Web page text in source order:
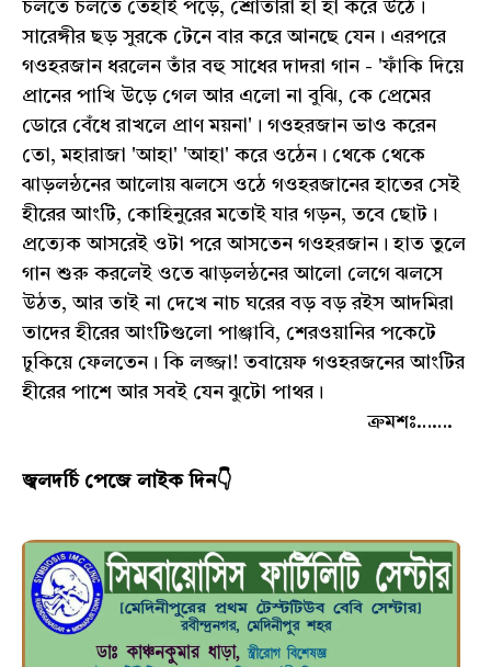
চলতে চলতে তেহাই পড়ে, শ্রোতারা হাঁ হাঁ করে উঠে।
সারেঙ্গীর ছড় সুরকে টেনে বার করে আনছে যেন। এরপরে
গওহরজান ধরলেন তাঁর বহু সাধের দাদরা গান - 'ফাঁকি দিয়ে
প্রানের পাখি উড়ে গেল আর এলো না বুঝি, কে প্রেমের
ডোরে বেঁধে রাখলে প্রাণ ময়না'। গওহরজান ভাও করেন
তো, মহারাজা 'আহা' 'আহা' করে ওঠেন। থেকে থেকে
ঝাড়লন্ঠনের আলোয় ঝলসে ওঠে গওহরজানের হাতের সেই
হীরের আংটি, কোহিনুরের মতোই যার গড়ন, তবে ছোট।
প্রত্যেক আসরেই ওটা পরে আসতেন গওহরজান। হাত তুলে
গান শুরু করলেই ওতে ঝাড়লন্ঠনের আলো লেগে ঝলসে
উঠত, আর তাই না দেখে নাচ ঘরের বড় বড় রইস আদমিরা
তাদের হীরের আংটিগুলো পাঞ্জাবি, শেরওয়ানির পকেটে
ঢুকিয়ে ফেলতেন। কি লজ্জা! তবায়েফ গওহরজনের আংটির
হীরের পাশে আর সবই যেন ঝুটো পাথর।
ক্রমশঃ…….
জ্বলদর্চি পেজে লাইক দিন👇